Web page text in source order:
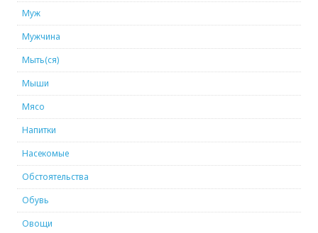
Муж
Мужчина
Мыть(ся)
Мыши
Мясо
Напитки
Насекомые
Обстоятельства
Обувь
Овощи